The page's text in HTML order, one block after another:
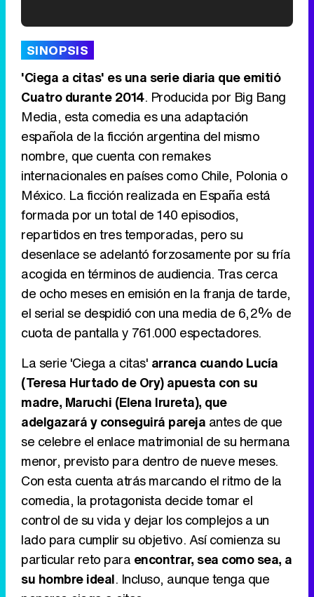
Tráiler de la tercera temporada de 'The Walking Dead: Dead City' de AMC+
Canción ganadora de Eurovisión 2026: DARA con "Bangaranga" por Bulgaria
SINOPSIS
'Ciega a citas' es una serie diaria que emitió
Cuatro durante 2014. Producida por Big Bang
Media, esta comedia es una adaptación
española de la ficción argentina del mismo
nombre, que cuenta con remakes
internacionales en países como Chile, Polonia o
México. La ficción realizada en España está
formada por un total de 140 episodios,
repartidos en tres temporadas, pero su
desenlace se adelantó forzosamente por su fría
acogida en términos de audiencia. Tras cerca
de ocho meses en emisión en la franja de tarde,
el serial se despidió con una media de 6,2% de
cuota de pantalla y 761.000 espectadores.
La serie 'Ciega a citas' arranca cuando Lucía
(Teresa Hurtado de Ory) apuesta con su
madre, Maruchi (Elena Irureta), que
adelgazará y conseguirá pareja antes de que
se celebre el enlace matrimonial de su hermana
menor, previsto para dentro de nueve meses.
Con esta cuenta atrás marcando el ritmo de la
comedia, la protagonista decide tomar el
control de su vida y dejar los complejos a un
lado para cumplir su objetivo. Así comienza su
particular reto para encontrar, sea como sea, a
su hombre ideal. Incluso, aunque tenga que